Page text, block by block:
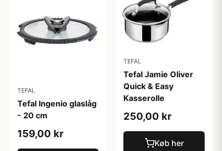
TEFAL
Tefal Ingenio glaslåg
- 20 cm
159,00 kr
TEFAL
Tefal Jamie Oliver
Quick & Easy
Kasserolle
250,00 kr
Køb her